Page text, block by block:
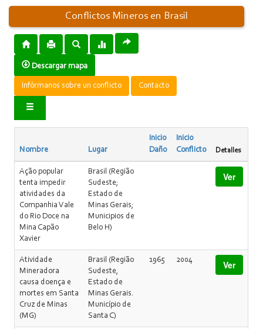
Conflictos Mineros en Brasil
Descargar mapa
Infórmanos sobre un conflicto Contacto
Nombre Lugar
Inicio
Daño
Inicio
Conflicto
Detalles
Ação popular
tenta impedir
atividades da
Companhia Vale
do Rio Doce na
Mina Capão
Xavier
Brasil (Região
Sudeste;
Estado de
Minas Gerais;
Municipios de
Belo H)
Ver
Atividade
Mineradora
causa doença e
mortes em Santa
Cruz de Minas
(MG)
Brasil (Região
Sudeste,
Estado de
Minas Gerais.
Município de
Santa C)
1965 2004 Ver